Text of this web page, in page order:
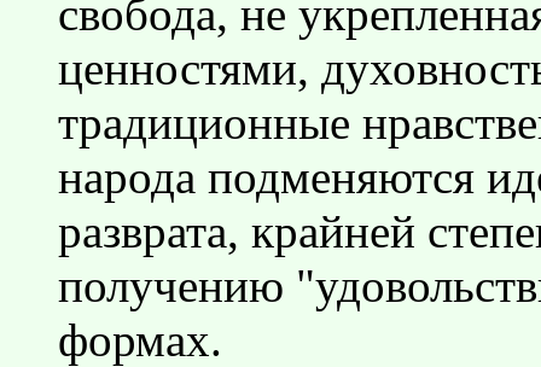
свобода, не
ценностями,
традиционные
народа подменяются
разврата, крайней
получению
формах.